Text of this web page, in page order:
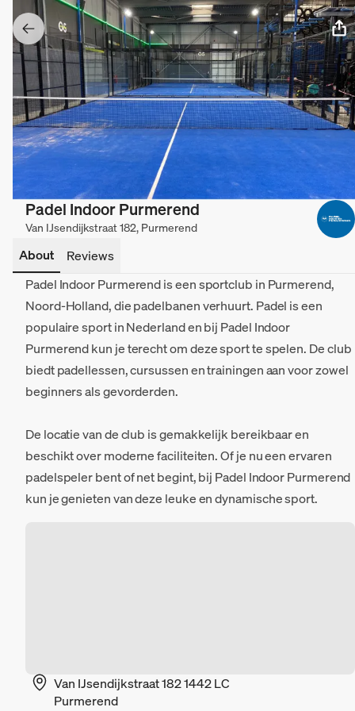
Padel Indoor Purmerend
Van IJsendijkstraat 182, Purmerend
About
Reviews
Padel Indoor Purmerend is een sportclub in Purmerend,
Noord-Holland, die padelbanen verhuurt. Padel is een
populaire sport in Nederland en bij Padel Indoor
Purmerend kun je terecht om deze sport te spelen. De club
biedt padellessen, cursussen en trainingen aan voor zowel
beginners als gevorderden.
De locatie van de club is gemakkelijk bereikbaar en
beschikt over moderne faciliteiten. Of je nu een ervaren
padelspeler bent of net begint, bij Padel Indoor Purmerend
kun je genieten van deze leuke en dynamische sport.
Van IJsendijkstraat 182 1442 LC
Purmerend